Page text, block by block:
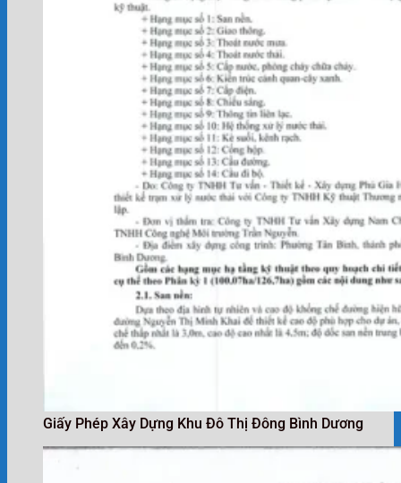
Giấy Phép Xây Dựng Khu Đô Thị Đông Bình Dương